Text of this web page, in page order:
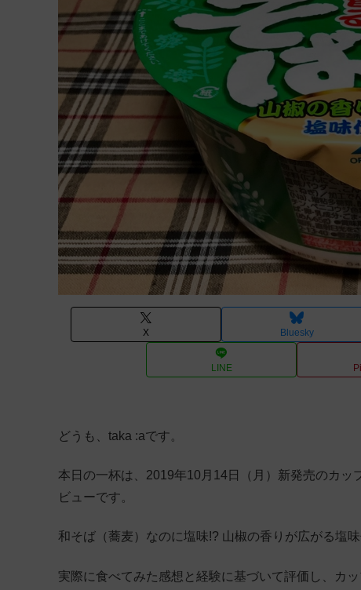
X Bluesky
LINE
どうも、taka :aです。
本日の一杯は、2019年10月14日（月）新発売のカッ
ビューです。
和そば（蕎麦）なのに塩味!? 山椒の香りが広がる塩
実際に食べてみた感想と経験に基づいて評価し、カ